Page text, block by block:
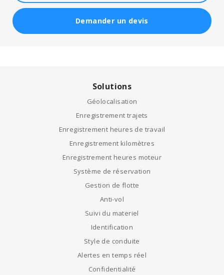
Demander un devis
Solutions
Géolocalisation
Enregistrement trajets
Enregistrement heures de travail
Enregistrement kilomètres
Enregistrement heures moteur
Système de réservation
Gestion de flotte
Anti-vol
Suivi du materiel
Identification
Style de conduite
Alertes en temps réel
Confidentialité